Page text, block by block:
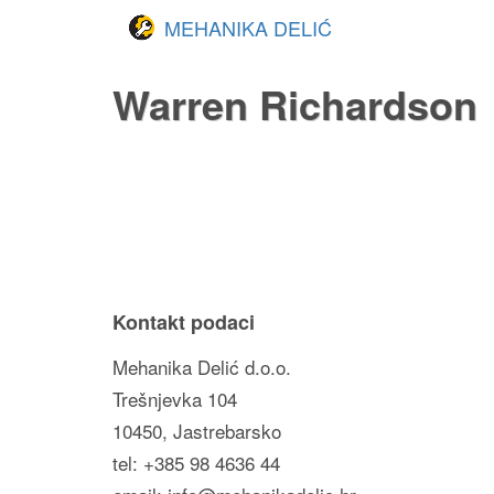
MEHANIKA DELIĆ
Warren Richardson
Kontakt podaci
Mehanika Delić d.o.o.
Trešnjevka 104
10450, Jastrebarsko
tel: +385 98 4636 44